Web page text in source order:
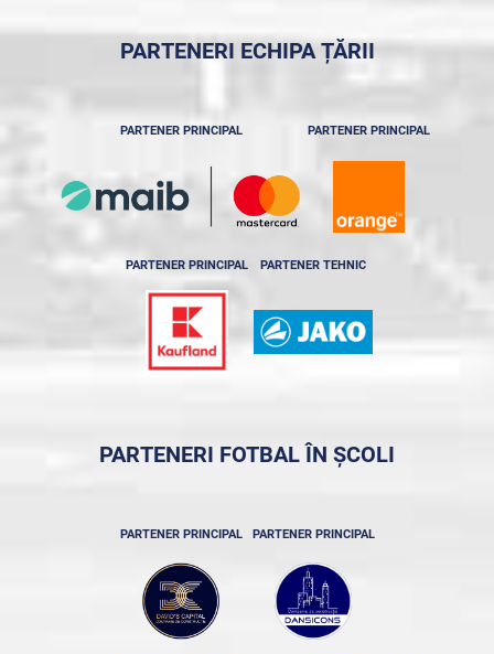
PARTENERI ECHIPA ȚĂRII
PARTENER PRINCIPAL PARTENER PRINCIPAL
PARTENER PRINCIPAL PARTENER TEHNIC
PARTENERI FOTBAL ÎN ȘCOLI
PARTENER PRINCIPAL PARTENER PRINCIPAL